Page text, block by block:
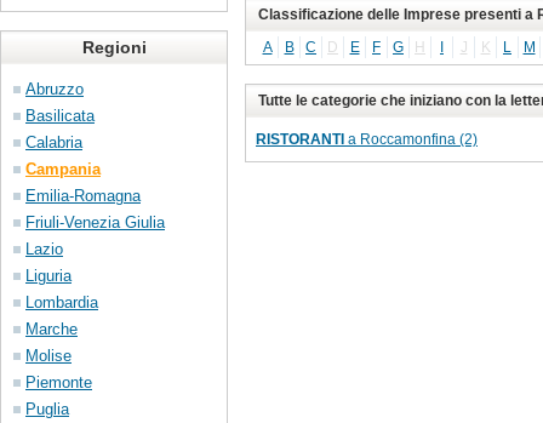
Regioni
Abruzzo
Basilicata
Calabria
Campania
Emilia-Romagna
Friuli-Venezia Giulia
Lazio
Liguria
Lombardia
Marche
Molise
Piemonte
Puglia
Classificazione delle Imprese presenti a
A
B C D E F G H J K L M
Tutte le categorie che iniziano con la
RISTORANTI a Roccamonfina (2)